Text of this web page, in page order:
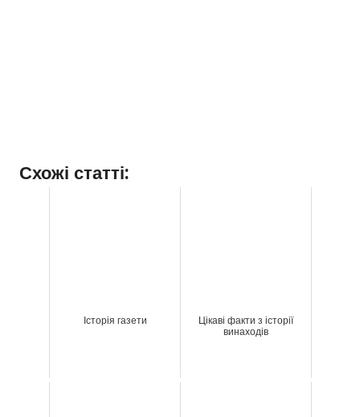
Схожі статті:
Історія газети
Цікаві факти з історії
винаходів